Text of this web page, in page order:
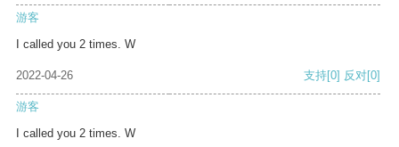
游客
I called you 2 times. W
2022-04-26 支持[0] 反对[0]
游客
I called you 2 times. W